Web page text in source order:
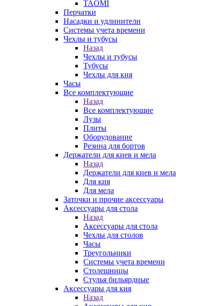
TAOMI
Перчатки
Насадки и удлинители
Системы учета времени
Чехлы и тубусы
Назад
Чехлы и тубусы
Тубусы
Чехлы для кия
Часы
Все комплектующие
Назад
Все комплектующие
Лузы
Плиты
Оборудование
Резина для бортов
Держатели для киев и мела
Назад
Держатели для киев и мела
Для кия
Для мела
Заточки и прочие аксессуары
Аксессуары для стола
Назад
Аксессуары для стола
Чехлы для столов
Часы
Треугольники
Системы учета времени
Столешницы
Стулья бильярдные
Аксессуары для кия
Назад